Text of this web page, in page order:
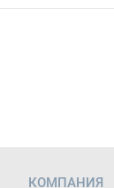
КОМПАНИЯ